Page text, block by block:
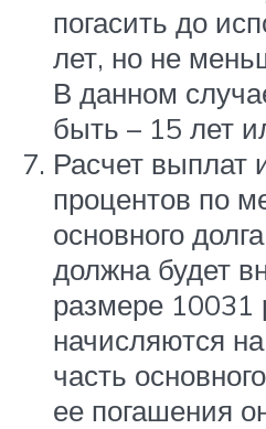
погасить до
лет, но не
В данном
быть – 15 лет
Расчет выплат
процентов по
основного
должна будет
размере 10031
начисляются
часть
ее погашения